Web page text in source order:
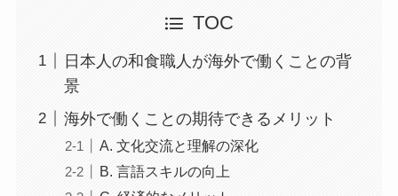
TOC
日本人の和食職人が海外で働くことの背
景
海外で働くことの期待できるメリット
A. 文化交流と理解の深化
B. 言語スキルの向上